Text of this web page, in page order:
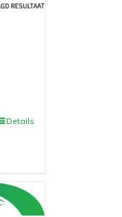
Details